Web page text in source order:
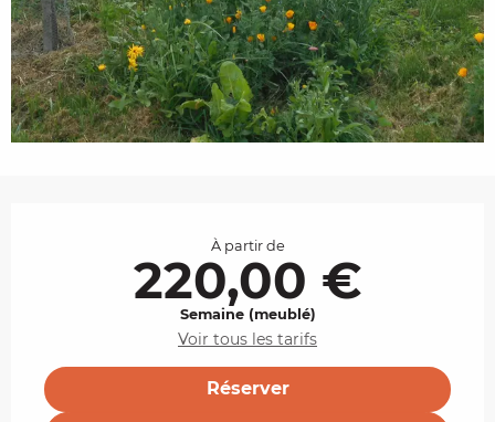
À partir de
220,00 €
Semaine (meublé)
Voir tous les tarifs
Réserver